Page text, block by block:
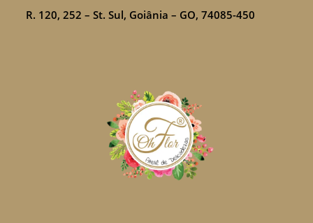
R. 120, 252 – St. Sul, Goiânia – GO, 74085-450